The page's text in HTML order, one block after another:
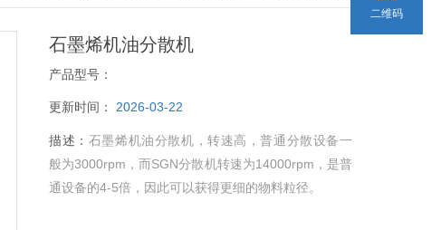
石墨烯机油分散机
产品型号：
更新时间： 2026-03-22
描述： 石墨烯机油分散机，转速高，普通分散设备一
般为3000rpm，而SGN分散机转速为14000rpm，是普
通设备的4-5倍，因此可以获得更细的物料粒径。
二维码